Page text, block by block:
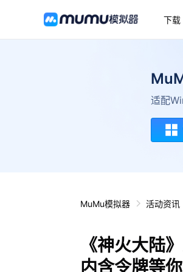
下载
适配
MuMu模拟器 活动资讯
《神火大陆
内含令牌等